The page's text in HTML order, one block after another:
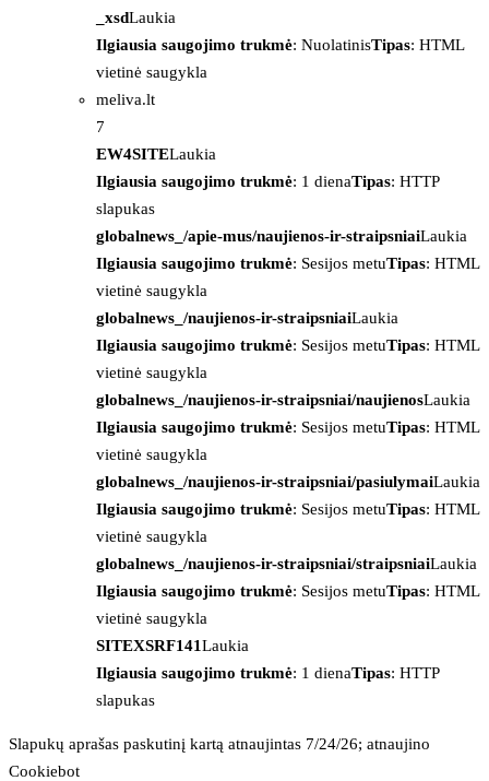
_xsdLaukia
Ilgiausia saugojimo trukmė: NuolatinisTipas: HTML
vietinė saugykla
meliva.lt
7
EW4SITELaukia
Ilgiausia saugojimo trukmė: 1 dienaTipas: HTTP
slapukas
globalnews_/apie-mus/naujienos-ir-straipsniaiLaukia
Ilgiausia saugojimo trukmė: Sesijos metuTipas: HTML
vietinė saugykla
globalnews_/naujienos-ir-straipsniaiLaukia
Ilgiausia saugojimo trukmė: Sesijos metuTipas: HTML
vietinė saugykla
globalnews_/naujienos-ir-straipsniai/naujienosLaukia
Ilgiausia saugojimo trukmė: Sesijos metuTipas: HTML
vietinė saugykla
globalnews_/naujienos-ir-straipsniai/pasiulymaiLaukia
Ilgiausia saugojimo trukmė: Sesijos metuTipas: HTML
vietinė saugykla
globalnews_/naujienos-ir-straipsniai/straipsniaiLaukia
Ilgiausia saugojimo trukmė: Sesijos metuTipas: HTML
vietinė saugykla
SITEXSRF141Laukia
Ilgiausia saugojimo trukmė: 1 dienaTipas: HTTP
slapukas
Slapukų aprašas paskutinį kartą atnaujintas 7/24/26; atnaujino
Cookiebot